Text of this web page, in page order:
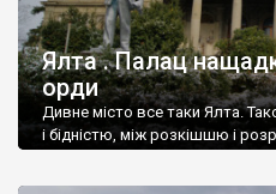
Ялта . Палац
орди
Дивне місто все таки Ялта.
і бідністю, між розкішшю і